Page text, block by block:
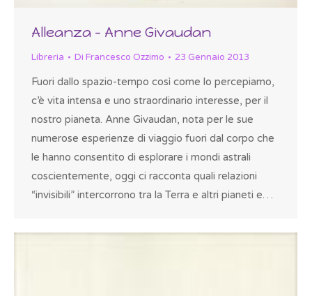
Alleanza – Anne Givaudan
Libreria Di Francesco Ozzimo 23 Gennaio 2013
Fuori dallo spazio-tempo così come lo percepiamo,
c’è vita intensa e uno straordinario interesse, per il
nostro pianeta. Anne Givaudan, nota per le sue
numerose esperienze di viaggio fuori dal corpo che
le hanno consentito di esplorare i mondi astrali
coscientemente, oggi ci racconta quali relazioni
“invisibili” intercorrono tra la Terra e altri pianeti e…